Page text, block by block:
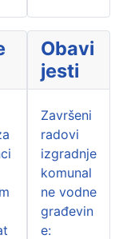
Obavi
jesti
Završeni
radovi
izgradnje
komunal
ne vodne
građevin
e: